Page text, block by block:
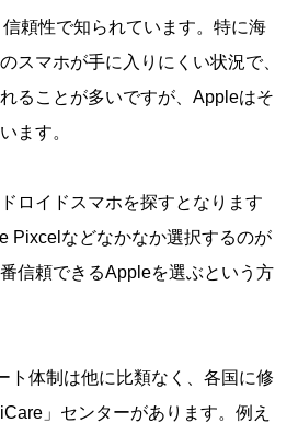
頼性で知られています。特に海
スマホが手に入りにくい状況で、
ることが多いですが、Appleはそ
ます。
ロイドスマホを探すとなります
Pixcelなどなかなか選択するのが
信頼できるAppleを選ぶという方
ト体制は他に比類なく、各国に修
」センターがあります。例え